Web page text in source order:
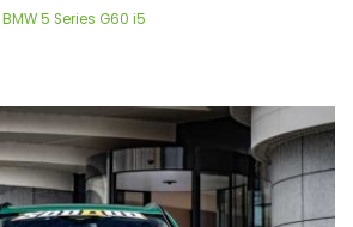
BMW 5 Series G60 i5